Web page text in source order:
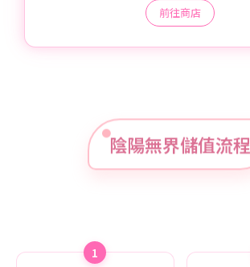
前往商店
陰陽無界儲值流程
1